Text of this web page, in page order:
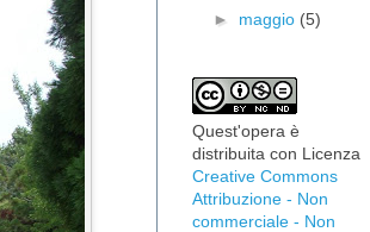
► maggio (5)
Quest'opera è
distribuita con Licenza
Creative Commons
Attribuzione - Non
commerciale - Non